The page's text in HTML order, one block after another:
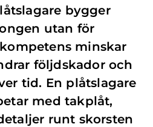
bygger
utan för
minskar
följdskador och
tid. En plåtslagare
med takplåt,
runt skorsten